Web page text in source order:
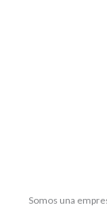
Somos una